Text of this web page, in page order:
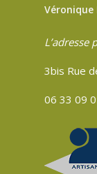
Véronique
L’adresse
3bis Rue
06 33 09